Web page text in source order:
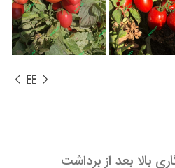
بالا بعد از برداشت